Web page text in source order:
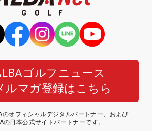
ゴルフニュース
ルマガ登録はこちら
のオフィシャルデジタルパートナー、および
の日本公式サイトパートナーです。